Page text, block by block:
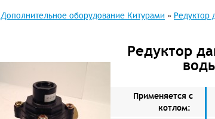
Дополнительное оборудование Китурами » Редуктор
Редуктор
Применяется с
котлом: